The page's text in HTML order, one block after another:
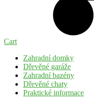
Cart
Zahradní domky
Dřevěné garáže
Zahradní bazény
Dřevěné chaty
Praktické informace